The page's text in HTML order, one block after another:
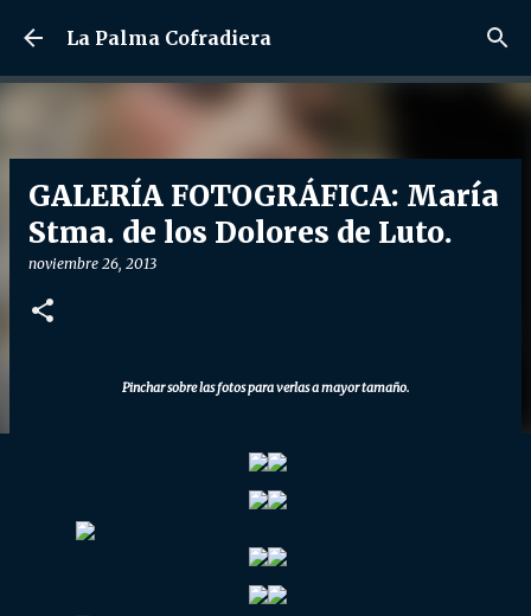
Ir al contenido principal
La Palma Cofradiera
GALERÍA FOTOGRÁFICA: María
Stma. de los Dolores de Luto.
noviembre 26, 2013
Pinchar sobre las fotos para verlas a mayor tamaño.